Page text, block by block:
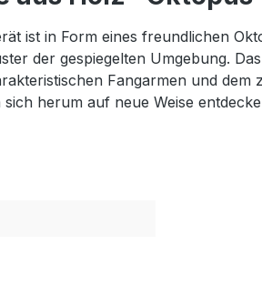
ist in Form eines freundlichen
der gespiegelten Umgebung.
Fangarmen und
herum auf neue Weise